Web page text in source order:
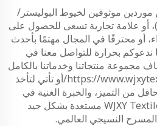
موثوقين لخيوط البوليستر/
السباندكس (T/R Spandex)، أو علامة تجارية تسعى للحصول على
أو محترفًا في المجال مهتمًا بأحدث
ندعوكم بحرارة للتواصل معنا في
مجموعة منتجاتنا وخدماتنا بالكامل
https:// أو تأتي لتأخذ
من التميز، والخبرة الغنية في
الصناعة، ورؤية مستقبلية، WJXY Textile مستعدة بشكل جيد
النسيجي العالمي.